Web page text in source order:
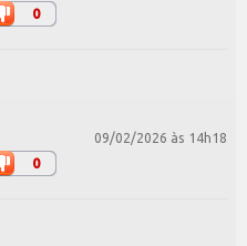
0
09/02/2026 às 14h18
0